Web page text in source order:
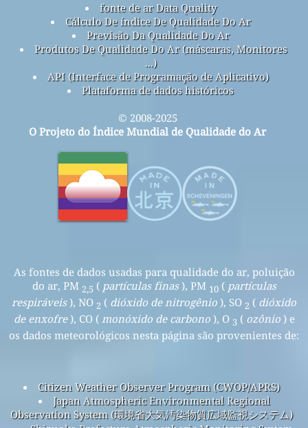
fonte de ar Data Quality
Cálculo De índice De Qualidade Do Ar
Previsão Da Qualidade Do Ar
Produtos De Qualidade Do Ar (máscaras, Monitores
...)
API (Interface de Programação de Aplicativo)
Plataforma de dados históricos
© 2008-2025
O Projeto do Índice Mundial de Qualidade do Ar
As fontes de dados usadas para qualidade do ar, poluição
do ar, PM 2,5 ( partículas finas), PM 10( partículas
respiráveis), NO 2 ( dióxido de nitrogênio ), SO 2 ( dióxido
de enxofre), CO ( monóxido de carbono), O 3 ( ozônio) e
os dados meteorológicos nesta página são provenientes de:
Citizen Weather Observer Program (CWOP/APRS)
Japan Atmospheric Environmental Regional
Observation System (環境省大気汚染物質広域監視システム)